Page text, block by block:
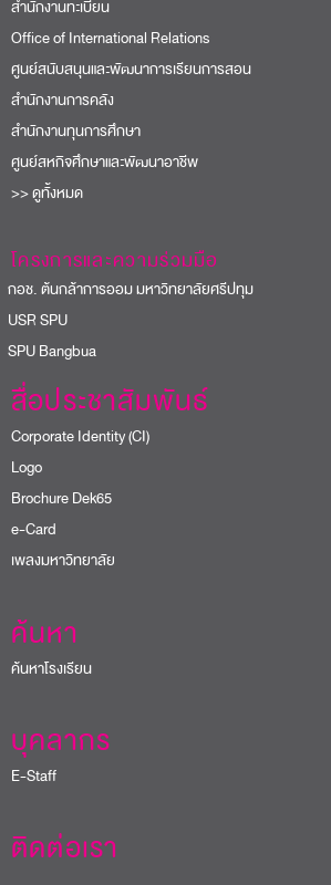
สำนักงานทะเบียน
Office of International Relations
ศูนย์สนับสนุนและพัฒนาการเรียนการสอน
สำนักงานการคลัง
สำนักงานทุนการศึกษา
ศูนย์สหกิจศึกษาและพัฒนาอาชีพ
>> ดูทั้งหมด
โครงการและความร่วมมือ
ช. ต้นกล้าการออม มหาวิทยาลัยศรีปทุม
SPU
Bangbua
สื่อประชาสัมพันธ์
Corporate Identity (CI)
Logo
Brochure Dek65
e-Card
เพลงมหาวิทยาลัย
ค้นหา
ค้นหาโรงเรียน
บุคลากร
E-Staff
ติดต่อเรา